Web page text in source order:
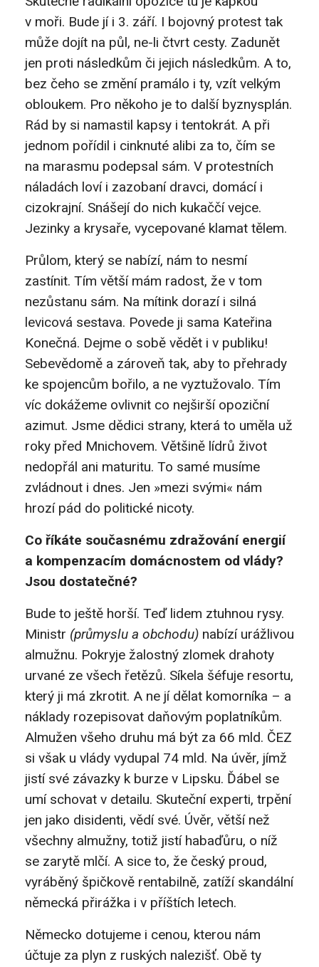
v moři. Bude jí i 3. září. I bojovný protest tak
může dojít na půl, ne-li čtvrt cesty. Zadunět
jen proti následkům či jejich následkům. A to,
bez čeho se změní pramálo i ty, vzít velkým
obloukem. Pro někoho je to další byznysplán.
Rád by si namastil kapsy i tentokrát. A při
jednom pořídil i cinknuté alibi za to, čím se
na marasmu podepsal sám. V protestních
náladách loví i zazobaní dravci, domácí i
cizokrajní. Snášejí do nich kukaččí vejce.
Jezinky a krysaře, vycepované klamat tělem.
Průlom, který se nabízí, nám to nesmí
zastínit. Tím větší mám radost, že v tom
nezůstanu sám. Na mítink dorazí i silná
levicová sestava. Povede ji sama Kateřina
Konečná. Dejme o sobě vědět i v publiku!
Sebevědomě a zároveň tak, aby to přehrady
ke spojencům bořilo, a ne vyztužovalo. Tím
víc dokážeme ovlivnit co nejširší opoziční
azimut. Jsme dědici strany, která to uměla už
roky před Mnichovem. Většině lídrů život
nedopřál ani maturitu. To samé musíme
zvládnout i dnes. Jen »mezi svými« nám
hrozí pád do politické nicoty.
Co říkáte současnému zdražování energií
a kompenzacím domácnostem od vlády?
Jsou dostatečné?
Bude to ještě horší. Teď lidem ztuhnou rysy.
Ministr (průmyslu a obchodu) nabízí urážlivou
almužnu. Pokryje žalostný zlomek drahoty
urvané ze všech řetězů. Síkela šéfuje resortu,
který ji má zkrotit. A ne jí dělat komorníka – a
náklady rozepisovat daňovým poplatníkům.
Almužen všeho druhu má být za 66 mld. ČEZ
si však u vlády vydupal 74 mld. Na úvěr, jímž
jistí své závazky k burze v Lipsku. Ďábel se
umí schovat v detailu. Skuteční experti, trpění
jen jako disidenti, vědí své. Úvěr, větší než
všechny almužny, totiž jistí habaďůru, o níž
se zarytě mlčí. A sice to, že český proud,
vyráběný špičkově rentabilně, zatíží skandální
německá přirážka i v příštích letech.
Německo dotujeme i cenou, kterou nám
účtuje za plyn z ruských nalezišť. Obě ty